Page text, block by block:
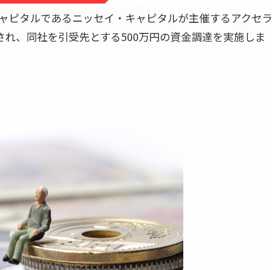
タルであるニッセイ・キャピタルが主催するアクセラ
、同社を引受先とする500万円の資金調達を実施しま